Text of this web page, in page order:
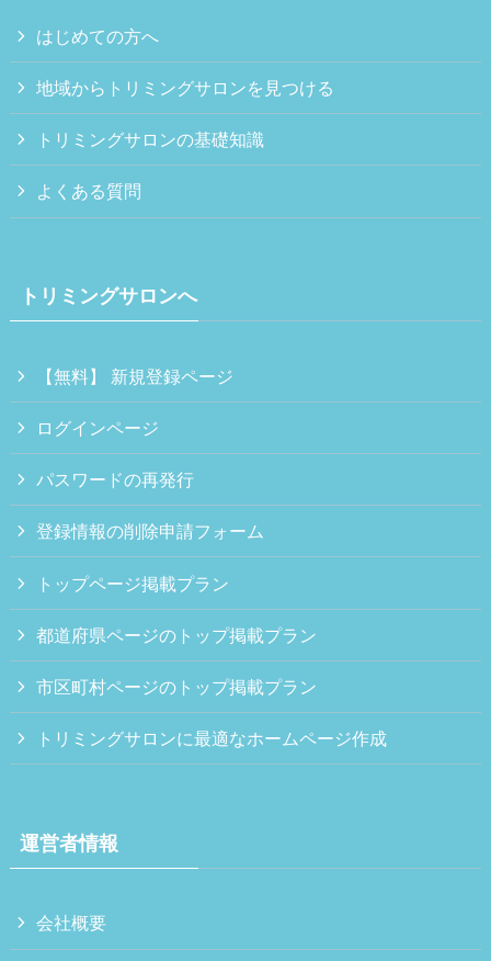
はじめての方へ
地域からトリミングサロンを見つける
トリミングサロンの基礎知識
よくある質問
トリミングサロンへ
【無料】 新規登録ページ
ログインページ
パスワードの再発行
登録情報の削除申請フォーム
トップページ掲載プラン
都道府県ページのトップ掲載プラン
市区町村ページのトップ掲載プラン
トリミングサロンに最適なホームページ作成
運営者情報
会社概要